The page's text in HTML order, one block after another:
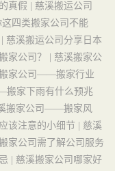
真假 | 慈溪搬运公司
四类搬家公司不能
慈溪搬运公司分享日本
家公司？ | 慈溪搬家公
家公司——搬家行业
家下雨有什么预兆
搬家公司——搬家风
该注意的小细节 | 慈溪
家公司需了解公司服务
| 慈溪搬家公司哪家好